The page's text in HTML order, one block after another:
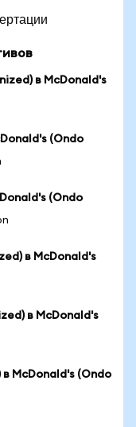
в McDonald's
(Ondo
(Ondo
в McDonald's
в McDonald's
McDonald's (Ondo